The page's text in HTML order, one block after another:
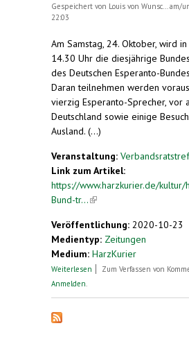
Gespeichert von Louis von Wunsc...
am/
22:03
Am Samstag, 24. Oktober, wird
14.30 Uhr die diesjährige
des Deutschen Esperanto-
Daran teilnehmen werden
vierzig Esperanto-Sprecher, vor
Deutschland sowie einige
Ausland. (...)
Veranstaltung:
Link zum Artikel:
https://www.harzkurier.de/
Bund-tr...(link is external)
Veröffentlichung: 2020-10-23
Medientyp: Zeitungen
Medium: HarzKurier
Weiterlesen über Esperanto-Bund trifft
Zum Verfassen von
Anmelden